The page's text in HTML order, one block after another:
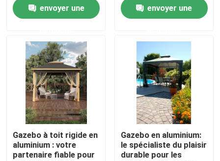
Pergola en aluminium de patio
Pergola à abats-sons en aluminium
Pergola escamotable en aluminium
belvédère de toit en métal
envoyer une
envoyer une
Gazebo à toit rigide en
aluminium : votre
partenaire fiable pour
Gazebo en aluminium:
le spécialiste du plaisir
durable pour les